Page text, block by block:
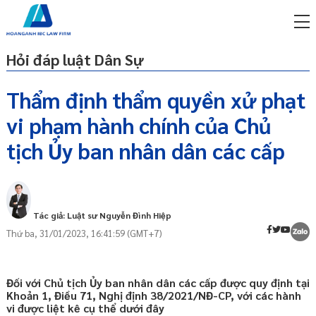
Hỏi đáp luật Dân Sự
Thẩm định thẩm quyền xử phạt
vi phạm hành chính của Chủ
tịch Ủy ban nhân dân các cấp
Tác giả: Luật sư Nguyễn Đình Hiệp
Thứ ba, 31/01/2023, 16:41:59 (GMT+7)
Đối với Chủ tịch Ủy ban nhân dân các cấp được quy định tại
Khoản 1, Điều 71, Nghị định 38/2021/NĐ-CP, với các hành
vi được liệt kê cụ thể dưới đây
1. Thẩm định thẩm quyền của Chủ tịch Ủy
ban nhân dân cấp xã
3. Thẩm định thẩm quyền của Chủ tịch Ủy
ban nhân dân cấp tỉnh
phí qua zalo
sư trực tuyến online
ty/doanh nghiệp
gói
phí qua zalo
sư trực tuyến online
ty/doanh nghiệp
gói